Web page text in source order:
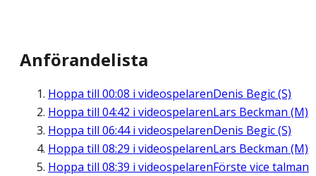
Anförandelista
Hoppa till 00:08 i videospelarenDenis Begic (S)
Hoppa till 04:42 i videospelarenLars Beckman (M)
Hoppa till 06:44i videospelarenDenis Begic (S)
Hoppa till 08:29 i videospelarenLars Beckman (M)
Hoppa till 08:39 i videospelarenFörste vice talman